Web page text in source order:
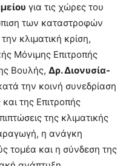
για τις χώρες του
των καταστροφών
κλιματική κρίση,
Μόνιμης Επιτροπής
Βουλής, Δρ. Διονυσία-
την κοινή συνεδρίαση
της Επιτροπής
της κλιματικής
η ανάγκη
τομέα και η σύνδεση της